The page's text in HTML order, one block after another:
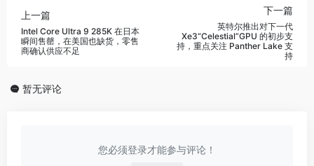
上一篇
Intel Core Ultra 9 285K 在日本
瞬间售罄，在美国也缺货，零售
商确认供应不足
下一篇
英特尔推出对下一代
Xe3“Celestial”GPU 的初步支
持，重点关注 Panther Lake 支
持
暂无评论
您必须登录才能参与评论！